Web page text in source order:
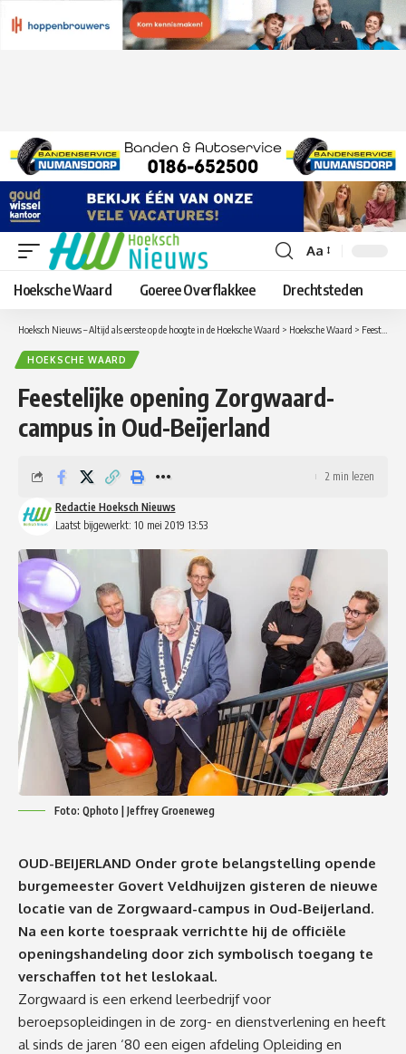
Lettergrootte
aanpassen
Aa
Hoeksche Waard Goeree Overflakkee Drechtsteden
Hoeksch Nieuws – Altijd als eerste op de hoogte in de Hoeksche Waard > Hoeksche Waard > Feestelijke opening Zorgwaard-campus in Oud-Beijerland
HOEKSCHE WAARD
Feestelijke opening Zorgwaard-
campus in Oud-Beijerland
Laatst bijgewerkt: 10 mei 2019 13:53
Redactie Hoeksch Nieuws
2 min lezen
Foto: Qphoto | Jeffrey Groeneweg
OUD-BEIJERLAND Onder grote belangstelling opende
burgemeester Govert Veldhuijzen gisteren de nieuwe
locatie van de Zorgwaard-campus in Oud-Beijerland.
Na een korte toespraak verrichtte hij de officiële
openingshandeling door zich symbolisch toegang te
verschaffen tot het leslokaal.
Zorgwaard is een erkend leerbedrijf voor
beroepsopleidingen in de zorg- en dienstverlening en heeft
al sinds de jaren ‘80 een eigen afdeling Opleiding en